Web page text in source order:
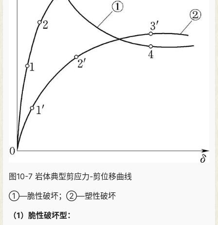
图10-7 岩体典型剪应力-剪位移曲线
①—脆性破坏；②—塑性破坏
（1）脆性破坏型：